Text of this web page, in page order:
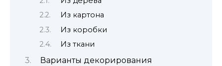
Из картона
Из коробки
Из ткани
Варианты декорирования